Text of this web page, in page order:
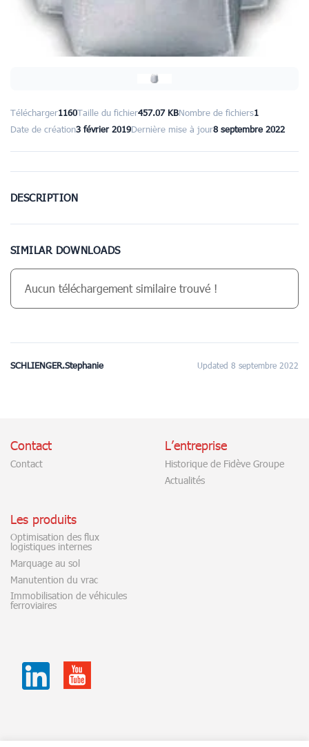
Télécharger1160Taille du fichier457.07 KBNombre de fichiers1
Date de création3 février 2019Dernière mise à jour8 septembre 2022
DESCRIPTION
SIMILAR DOWNLOADS
Aucun téléchargement similaire trouvé !
SCHLIENGER.Stephanie Updated 8 septembre 2022
Contact
Contact
L’entreprise
Historique de Fidève Groupe
Actualités
Les produits
Optimisation des flux
logistiques internes
Marquage au sol
Manutention du vrac
Immobilisation de véhicules
ferroviaires
Linkedin Youtube